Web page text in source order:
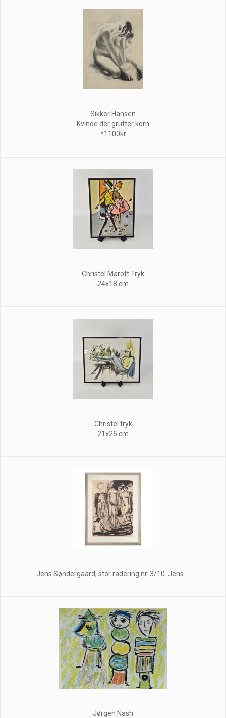
Sikker Hansen
Kvinde der grutter korn
*1100kr
Christel Marott Tryk
24x18 cm
Christel tryk
21x26 cm
Jens Søndergaard, stor radering nr. 3/10. Jens ...
Jørgen Nash